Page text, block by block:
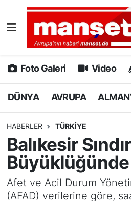
Foto Galeri Video
DÜNYA AVRUPA
HABERLER TÜRKİYE
Balıkesir
Afet ve Acil Durum
(AFAD) verilerine göre,
DÜNYA
AVRUPA
ALMANYA
HAMBURG
SPOR
DEUTSCH
Nöbetçi Eczaneler
Hava Durumu
Namaz Vakitleri
Puan Durumu ve
Tüm Manşetler
Son Dakika Haberleri